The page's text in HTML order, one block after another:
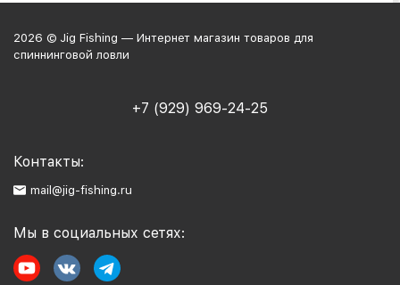
2026 © Jig Fishing — Интернет магазин товаров для
спиннинговой ловли
+7 (929) 969-24-25
Контакты:
mail@jig-fishing.ru
Мы в социальных сетях: